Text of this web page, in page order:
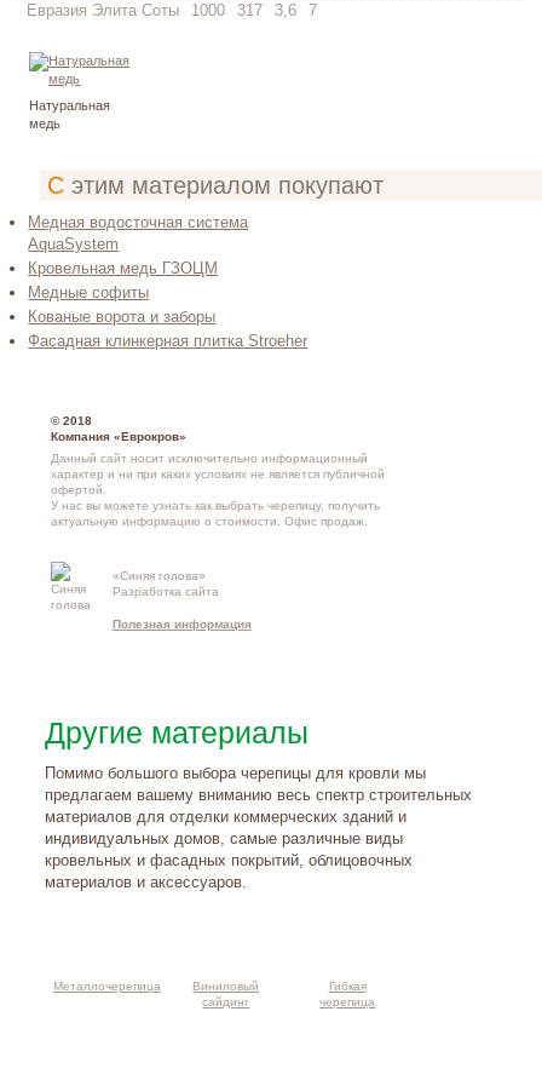
Евразия Элита Соты
1000 317 3,6 7
Натуральная
медь
С этим материалом покупают
Медная водосточная система
AquaSystem
Кровельная медь ГЗОЦМ
Медные софиты
Кованые ворота и заборы
Фасадная клинкерная плитка Stroeher
© 2018
Компания «Еврокров»
Данный сайт носит исключительно информационный
характер и ни при каких условиях не является публичной
офертой.
У нас вы можете узнать как выбрать черепицу, получить
актуальную информацию о стоимости.Офис продаж
«Синяя голова»
Разработка сайта
Полезная информация
Другие материалы
Помимо большого выбора черепицы для кровли мы
предлагаем вашему вниманию весь спектр строительных
материалов для отделки коммерческих зданий и
индивидуальных домов, самые различные виды
кровельных и фасадных покрытий, облицовочных
материалов и аксессуаров.
Металлочерепица
Виниловый
сайдинг
Гибкая
черепица